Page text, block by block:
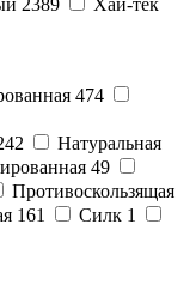
474
Натуральная
49
Противоскользящая
161 Силк 1